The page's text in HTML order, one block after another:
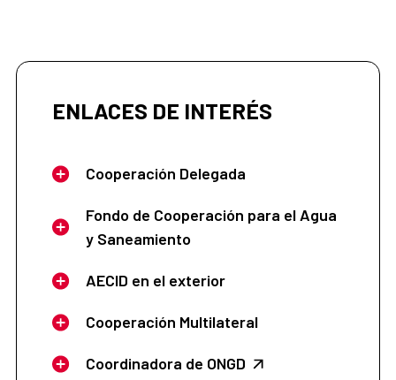
ENLACES DE INTERÉS
Cooperación Delegada
Fondo de Cooperación para el Agua
y Saneamiento
AECID en el exterior
Cooperación Multilateral
Coordinadora de ONGD